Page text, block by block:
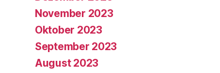
November 2023
Oktober 2023
September 2023
August 2023